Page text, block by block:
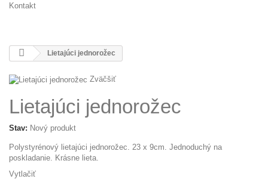
Kontakt
Lietajúci jednorožec
Zväčšiť
Lietajúci jednorožec
Stav: Nový produkt
Polystyrénový lietajúci jednorožec. 23 x 9cm. Jednoduchý na
poskladanie. Krásne lieta.
Vytlačiť